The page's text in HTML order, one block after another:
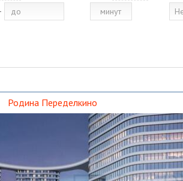
Родина Переделкино